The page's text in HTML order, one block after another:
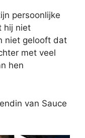
persoonlijke
hij niet
niet gelooft dat
met veel
hen
van Sauce